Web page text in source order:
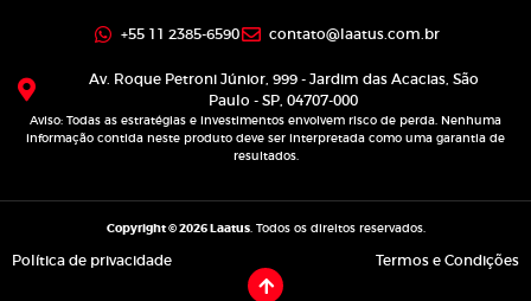
+55 11 2385-6590 contato@laatus.com.br
Av. Roque Petroni Júnior, 999 - Jardim das Acacias, São
Paulo - SP, 04707-000
Aviso: Todas as estratégias e investimentos envolvem risco de perda. Nenhuma
informação contida neste produto deve ser interpretada como uma garantia de
resultados.
Copyright © 2026 Laatus. Todos os direitos reservados.
Política de privacidade Termos e Condições